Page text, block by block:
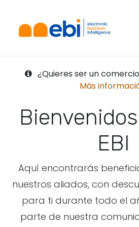
¿Quieres ser un
Más
EBI
Aquí encontrarás
nuestros aliados, con
para ti durante todo el
parte de nuestra